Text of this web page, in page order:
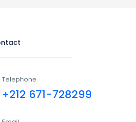
Telephone
+212 671-728299